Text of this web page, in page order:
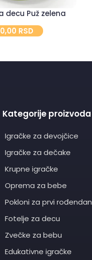
decu Puž zelena
RSD
Kategorije proizvoda
Igračke za devojčice
Igračke za dečake
Krupne igračke
Oprema za bebe
Pokloni za prvi rođendan
Fotelje za decu
Zvečke za bebu
Edukativne igračke